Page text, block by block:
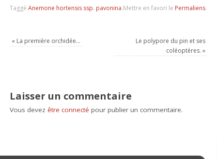
TaggéAnemone hortensis ssp. pavonina.Mettre en favori le Permaliens.
« La première orchidée…
Le polypore du pin et ses
coléoptères. »
Laisser un commentaire
Vous devezêtre connecté pour publier un commentaire.